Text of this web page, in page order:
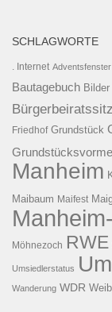
SCHLAGWORTE
. Internet Adventsfenster
Bautagebuch Bilder
Friedhof Grundstück
Manheim
Maibaum Maifest
Möhnezoch RWE
Umsiedlerstatus
Wanderung WDR